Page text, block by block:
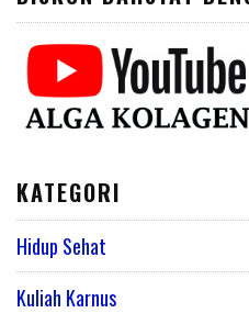
KATEGORI
Hidup Sehat
Kuliah Karnus